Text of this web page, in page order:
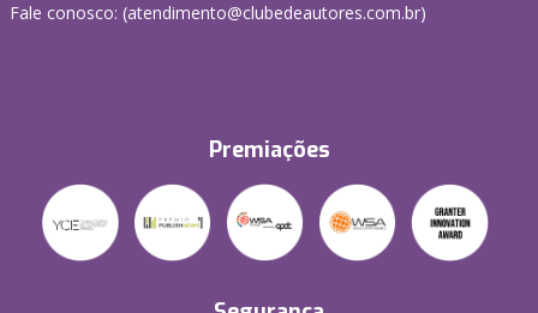
Fale conosco: (atendimento@clubedeautores.com.br)
Premiações